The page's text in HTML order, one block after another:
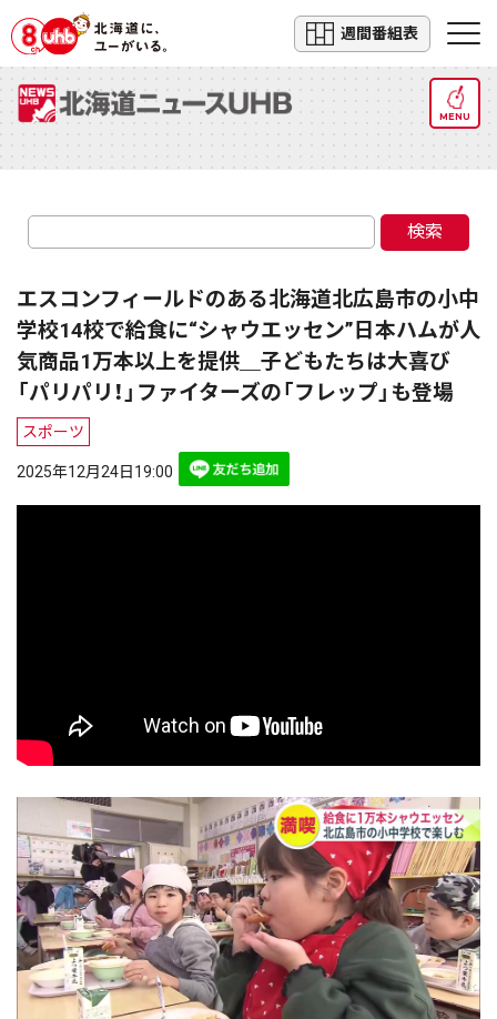
週間番組表
MENU
検索
エスコンフィールドのある北海道北広島市の小中
学校14校で給食に“シャウエッセン”日本ハムが人
気商品1万本以上を提供＿子どもたちは大喜び
「パリパリ！」ファイターズの「フレップ」も登場
スポーツ
2025年12月24日19:00